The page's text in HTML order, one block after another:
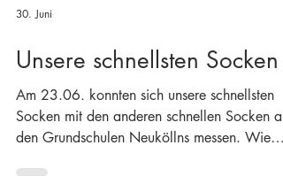
30. Juni
Unsere schnellsten Socken
Am 23.06. konnten sich unsere schnellsten
Socken mit den anderen schnellen Socken